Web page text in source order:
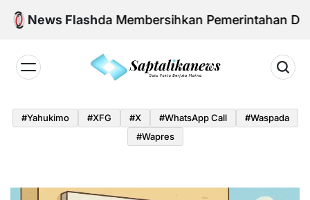
Skip
News Flash
Agenda Membersihkan Pemerintahan Daerah
#yahukimo #XFG #x #WhatsApp Call
#waspada
#Wapres